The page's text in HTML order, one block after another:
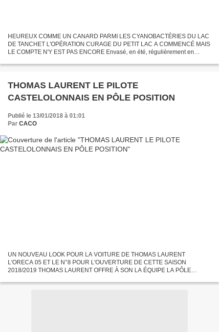
HEUREUX COMME UN CANARD PARMI LES CYANOBACTÉRIES DU LAC
DE TANCHET L'OPÉRATION CURAGE DU PETIT LAC A COMMENCÉ MAIS
LE COMPTE N'Y EST PAS ENCORE Envasé, en été, régulièrement en
THOMAS LAURENT LE PILOTE
CASTELOLONNAIS EN PÔLE POSITION
Publié le 13/01/2018 à 01:01
Par CACO
UN NOUVEAU LOOK POUR LA VOITURE DE THOMAS LAURENT
L'ORECA 05 ET LE N°8 POUR L'OUVERTURE DE CETTE SAISON
2018/2019 THOMAS LAURENT OFFRE À SON LA ÉQUIPE LA PÔLE
on ne peut mieux :...